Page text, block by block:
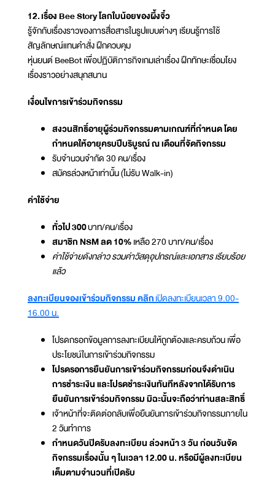
12. เรื่อง Bee Story โลกใบน้อยของผึ้งจิ๋ว
รู้จักกับเรื่องราวของการสื่อสารในรูปแบบต่างๆ เรียนรู้การใช้
สัญลักษณ์แทนคำสั่ง ฝึกควบคุม
หุ่นยนต์ BeeBot เพื่อปฏิบัติภารกิจเกมเล่าเรื่อง ฝึกทักษะเชื่อมโยง
เรื่องราวอย่างสนุกสนาน
เงื่อนไขการเข้าร่วมกิจกรรม
สงวนสิทธิ์อายุผู้ร่วมกิจกรรมตามเกณฑ์ที่กำหนด โดย
กำหนดให้อายุครบปีบริบูรณ์ ณ เดือนที่จัดกิจกรรม
รับจำนวนจำกัด 30 คน/เรื่อง
สมัครล่วงหน้าเท่านั้น (ไม่รับ Walk-in)
ค่าใช้จ่าย
ทั่วไป 300บาท/คน/เรื่อง
สมาชิก NSM ลด 10%เหลือ 270 บาท/คน/เรื่อง
ค่าใช้จ่ายดังกล่าว รวมค่าวัสดุอุปกรณ์และเอกสาร เรียบร้อย
แล้ว
ลงทะเบียนจองเข้าร่วมกิจกรรม คลิกเปิดลงทะเบียนเวลา 9.00-
16.00 น.
โปรดกรอกข้อมูลการลงทะเบียนให้ถูกต้องและครบถ้วน เพื่อ
ประโยชน์ในการเข้าร่วมกิจกรรม
โปรดรอการยืนยันการเข้าร่วมกิจกรรมก่อนจึงดำเนิน
การชำระเงิน และโปรดชำระเงินทันทีหลังจากได้รับการ
ยืนยันการเข้าร่วมกิจกรรม มิฉะนั้นจะถือว่าท่านสละสิทธิ์
เจ้าหน้าที่จะติดต่อกลับเพื่อยืนยันการเข้าร่วมกิจกรรมภายใน
2 วันทำการ
กำหนดวันปิดรับลงทะเบียน ล่วงหน้า 3 วัน ก่อนวันจัด
กิจกรรมเรื่องนั้น ๆ ในเวลา 12.00 น. หรือมีผู้ลงทะเบียน
เต็มตามจำนวนที่เปิดรับ